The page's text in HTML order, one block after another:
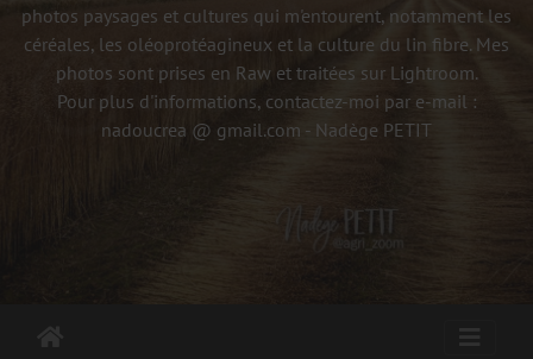
photos paysages et cultures qui m'entourent, notamment les
céréales, les oléoprotéagineux et la culture du lin fibre. Mes
photos sont prises en Raw et traitées sur Lightroom.
Pour plus d'informations, contactez-moi par e-mail :
nadoucrea @ gmail.com - Nadège PETIT